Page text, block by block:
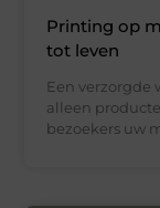
Printing op
tot leven
Een verzorgde
alleen
bezoekers uw